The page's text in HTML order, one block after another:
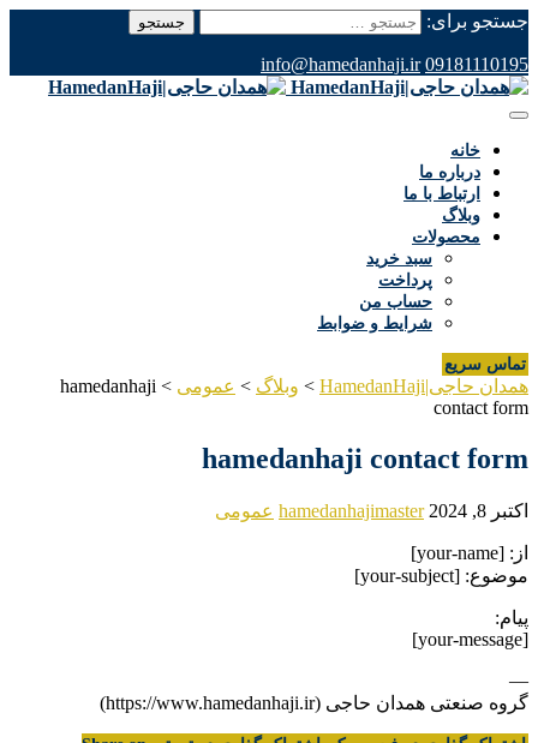
جستجو برای:
09181110195
info@hamedanhaji.ir
خانه
درباره ما
ارتباط با ما
وبلاگ
محصولات
سبد خرید
پرداخت
حساب من
شرایط و ضوابط
تماس سریع
همدان حاجی|HamedanHaji > وبلاگ > عمومی >
hamedanhaji
contact form
hamedanhaji contact form
اکتبر 8, 2024 hamedanhajimaster عمومی
از: [your-name]
موضوع: [your-subject]
پیام:
[your-message]
—
گروه صنعتی همدان حاجی (https://www.hamedanhaji.ir)